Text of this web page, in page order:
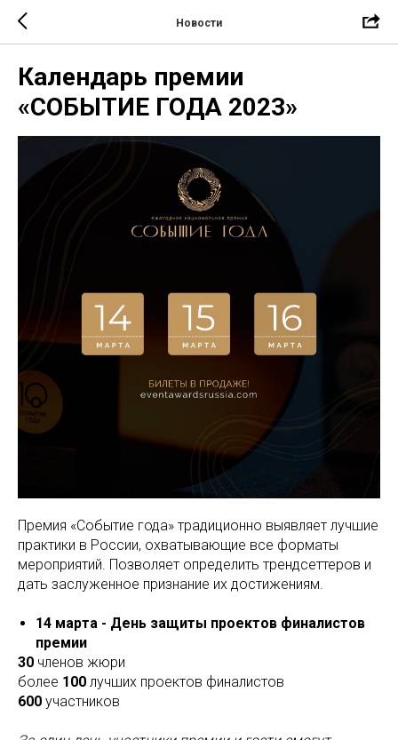
Новости
Календарь премии
«СОБЫТИЕ ГОДА 2023»
Премия «Событие года» традиционно выявляет лучшие
практики в России, охватывающие все форматы
мероприятий. Позволяет определить трендсеттеров и
дать заслуженное признание их достижениям.
14 марта - День защиты проектов финалистов
премии
30 членов жюри
более 100 лучших проектов финалистов
600 участников